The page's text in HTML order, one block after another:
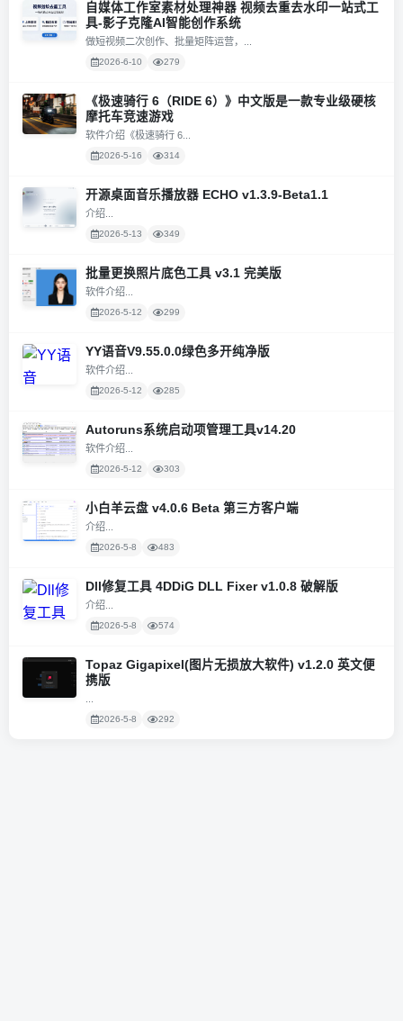
自媒体工作室素材处理神器 视频去重去水印一站式工
具-影子克隆AI智能创作系统
做短视频二次创作、批量矩阵运营，...
2026-6-10 279
《极速骑行 6（RIDE 6）》中文版是一款专业级硬核
摩托车竞速游戏
软件介绍《极速骑行 6...
2026-5-16 314
开源桌面音乐播放器 ECHO v1.3.9-Beta1.1
介绍...
2026-5-13 349
批量更换照片底色工具 v3.1 完美版
软件介绍...
2026-5-12 299
YY语音V9.55.0.0绿色多开纯净版
软件介绍...
2026-5-12 285
Autoruns系统启动项管理工具v14.20
软件介绍...
2026-5-12 303
小白羊云盘 v4.0.6 Beta 第三方客户端
介绍...
2026-5-8 483
Dll修复工具 4DDiG DLL Fixer v1.0.8 破解版
介绍...
2026-5-8 574
Topaz Gigapixel(图片无损放大软件) v1.2.0 英文便
携版
2026-5-8 292